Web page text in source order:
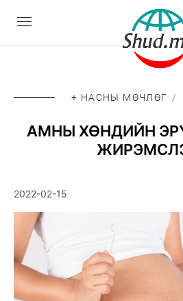
+ НАСНЫ МӨЧЛӨГ /
АМНЫ ХӨНДИЙН
2022-02-15